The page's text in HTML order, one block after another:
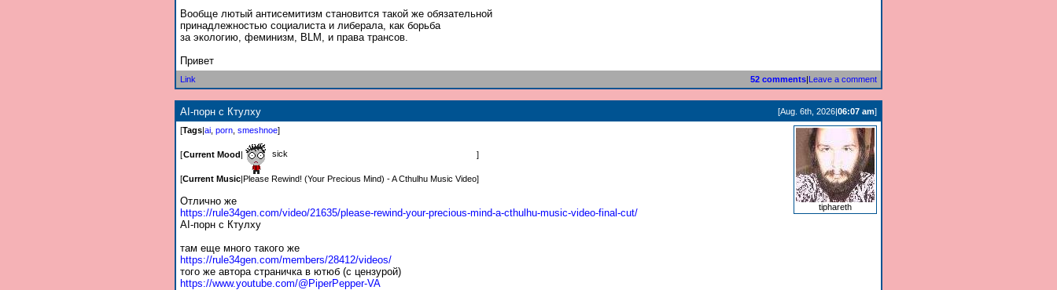
Вообще лютый антисемитизм становится такой же обязательной
принадлежностью социалиста и либерала, как борьба
за экологию, феминизм, BLM, и права трансов.
Привет
Link 52 comments Leave a comment
AI-порн с Ктулху [Aug. 6th, 2026|06:07 am]
tiphareth
[Tags|ai porn smeshnoe]
[Current Mood| sick ]
[Current Music|Please Rewind! (Your Precious Mind) - A Cthulhu Music Video]
Отлично же
https://rule34gen.com/video/21635/please-rewind-your-precious-mind-a-cthulhu-music-video-final-cut/
AI-порн с Ктулху
там еще много такого же
https://rule34gen.com/members/28412/videos/
того же автора страничка в ютюб (с цензурой)
https://www.youtube.com/@PiperPepper-VA